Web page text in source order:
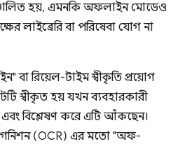
হয়, এমনকি অফলাইন মোডেও
লাইব্রেরি বা পরিষেবা যোগ না
বা রিয়েল-টাইম স্বীকৃতি প্রয়োগ
স্বীকৃত হয় যখন ব্যবহারকারী
বিশ্লেষণ করে এটি আঁকছেন।
(OCR) এর মতো "অফ-